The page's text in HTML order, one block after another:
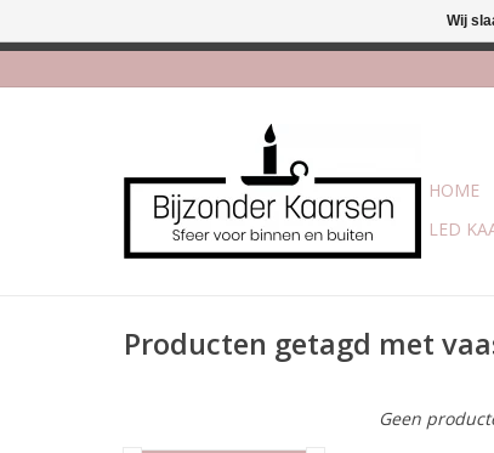
HOME
LED
Producten getagd met
Geen
Wij
Afhalen is